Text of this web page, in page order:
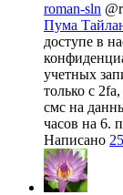
roman-sln
Пума
доступе в
учетных
только с
смс на
часов на 6.
Написано